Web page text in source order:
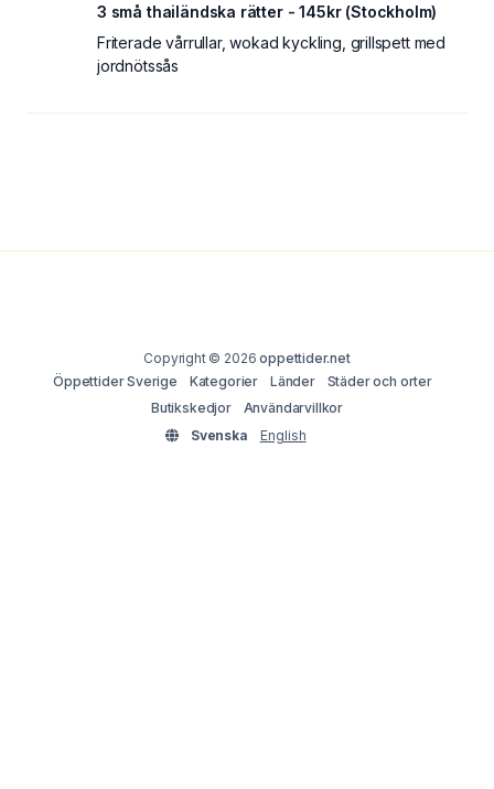
3 små thailändska rätter - 145kr (Stockholm)
Friterade vårrullar, wokad kyckling, grillspett med
jordnötssås
Copyright © 2026oppettider.net
Öppettider Sverige
Kategorier Länder
Städer och orter
Butikskedjor
Användarvillkor
Svenska
English